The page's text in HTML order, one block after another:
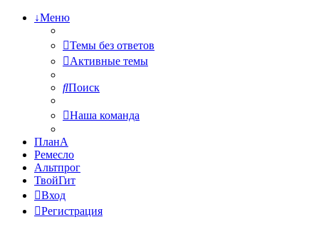
↓Меню
Темы без ответов
Активные темы
Поиск
Наша команда
ПланА
Ремесло
Альтпрог
ТвойГит
Вход
Регистрация